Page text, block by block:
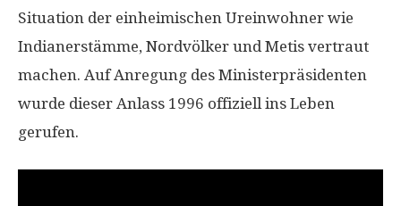
Situation der einheimischen Ureinwohner wie
Indianerstämme, Nordvölker und Metis vertraut
machen. Auf Anregung des Ministerpräsidenten
wurde dieser Anlass 1996 offiziell ins Leben
gerufen.